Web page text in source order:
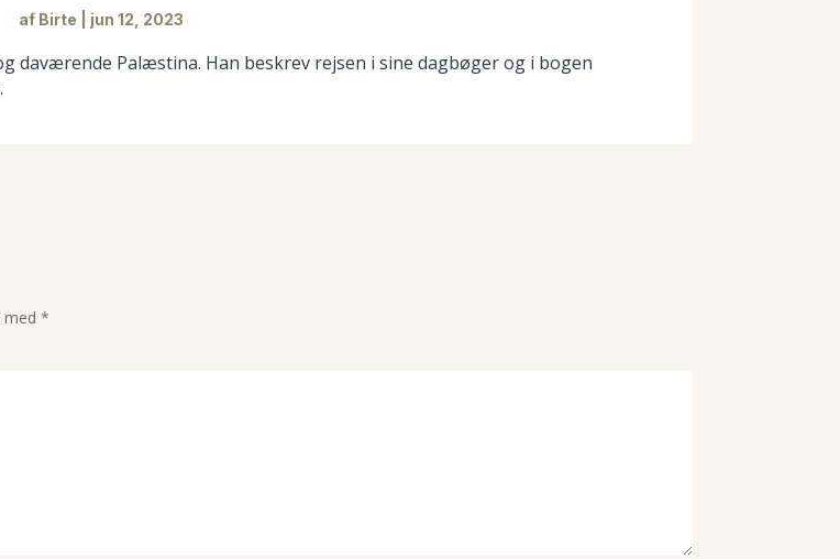
af Birte jun 12, 2023
daværende Palæstina. Han beskrev rejsen i sine dagbøger og i bogen
med*